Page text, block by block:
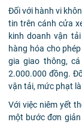
Đối với hành vi
tin trên cánh cửa
kinh doanh vận
hàng hóa cho
gia giao thông,
2.000.000 đồng.
vận tải, mức phạt
Với việc niêm yết
một bước đơn